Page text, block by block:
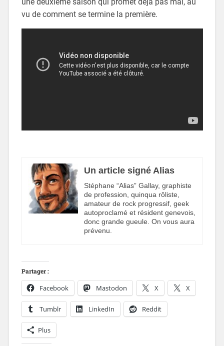
vu de comment se termine la première.
Un article signé Alias
Stéphane “Alias” Gallay, graphiste
de profession, quinqua rôliste,
amateur de rock progressif, geek
autoproclamé et résident genevois,
donc grande gueule. On vous aura
prévenu.
Partager :
Facebook Mastodon X X
Tumblr LinkedIn Reddit
Plus